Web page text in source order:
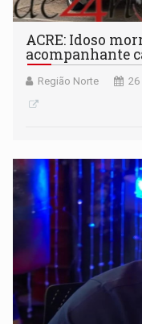
ACRE: Idoso
acompanhante
Região Norte 26